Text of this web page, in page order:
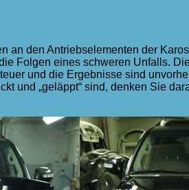
den Antriebselementen der
Folgen eines schweren Unfalls.
und die Ergebnisse sind
und „geläppt“ sind, denken Sie